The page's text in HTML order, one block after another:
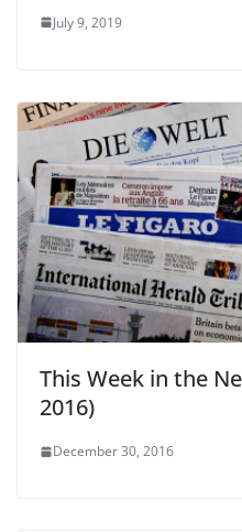
July 9, 2019
This Week in the
2016)
December 30, 2016